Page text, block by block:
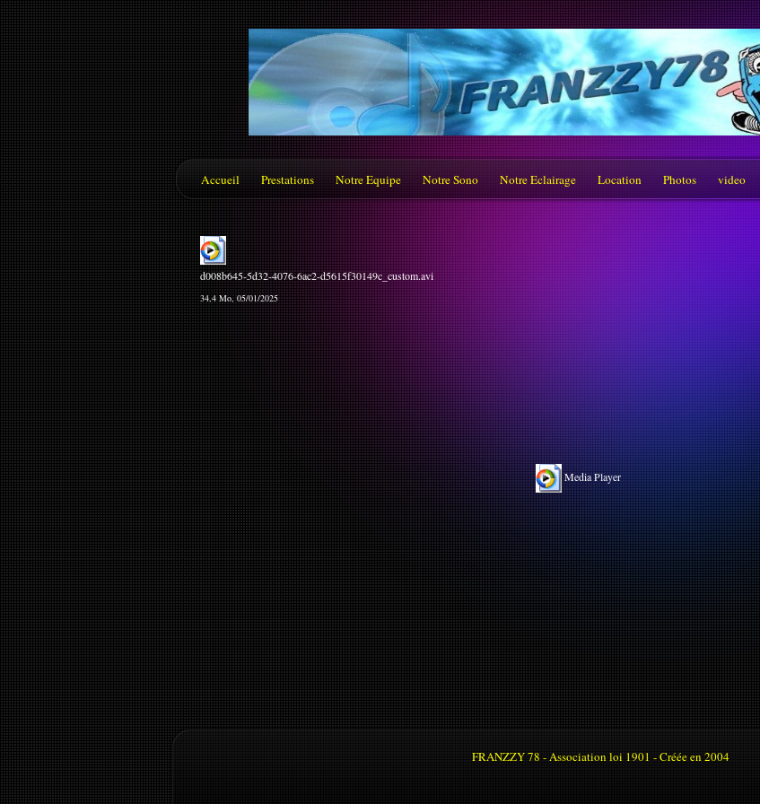
Accueil Prestations Notre Equipe Notre Sono Notre Eclairage Location Photos video
d008b645-5d32-4076-6ac2-d5615f30149c_custom.avi
34,4 Mo, 05/01/2025
Media Player
FRANZZY 78 - Association loi 1901 - Créée en 2004